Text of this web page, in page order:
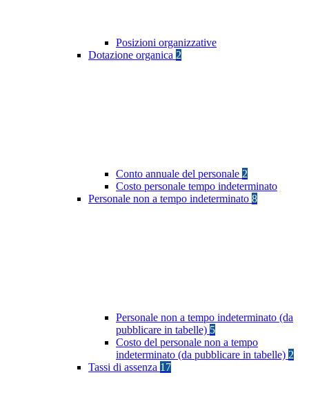
Posizioni organizzative
Dotazione organica 2
Conto annuale del personale 2
Costo personale tempo indeterminato
Personale non a tempo indeterminato 8
Personale non a tempo indeterminato (da
pubblicare in tabelle) 5
Costo del personale non a tempo
indeterminato (da pubblicare in tabelle) 2
Tassi di assenza 17